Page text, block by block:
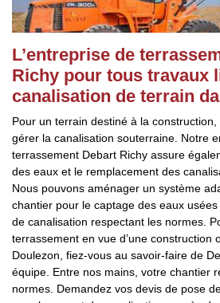
L’entreprise de
Richy pour tous travaux
canalisation de terrain
Pour un terrain destiné à la
gérer la canalisation souterraine. Notre
terrassement Debart Richy assure
des eaux et le remplacement des
Nous pouvons aménager un système
chantier pour le captage des eaux
de canalisation respectant les normes.
terrassement en vue d’une construction
Doulezon, fiez-vous au savoir-faire de
équipe. Entre nos mains, votre chantier
normes. Demandez vos devis de pose